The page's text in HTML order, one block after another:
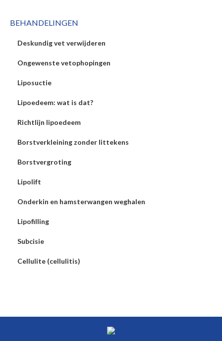
BEHANDELINGEN
Deskundig vet verwijderen
Ongewenste vetophopingen
Liposuctie
Lipoedeem: wat is dat?
Richtlijn lipoedeem
Borstverkleining zonder littekens
Borstvergroting
Lipolift
Onderkin en hamsterwangen weghalen
Lipofilling
Subcisie
Cellulite (cellulitis)